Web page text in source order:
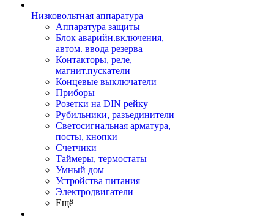
Низковольтная аппаратура
Аппаратура защиты
Блок аварийн.включения,
автом. ввода резерва
Контакторы, реле,
магнит.пускатели
Концевые выключатели
Приборы
Розетки на DIN рейку
Рубильники, разъединители
Светосигнальная арматура,
посты, кнопки
Счетчики
Таймеры, термостаты
Умный дом
Устройства питания
Электродвигатели
Ещё